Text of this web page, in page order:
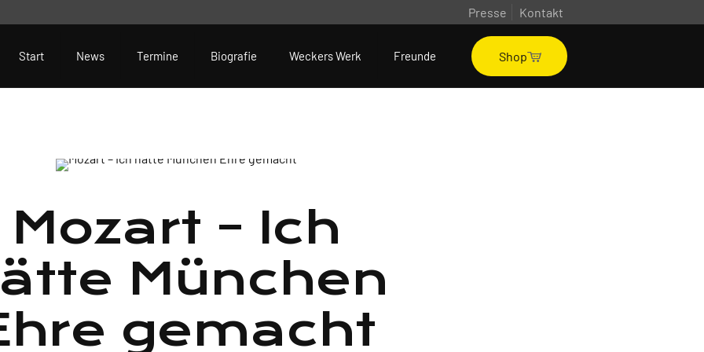
Presse Kontakt
Start News Termine Biografie Weckers Werk Freunde Shop
Mozart – Ich
München
gemacht